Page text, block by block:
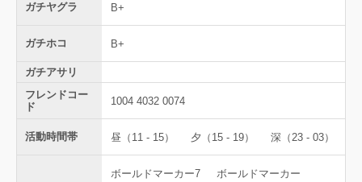
ガチヤグラ B+
ガチホコ B+
ガチアサリ
フレンドコー
ド
1004 4032 0074
活動時間帯 昼（11 - 15） 夕（15 - 19） 深（23 - 03）
ボールドマーカー7 ボールドマーカー